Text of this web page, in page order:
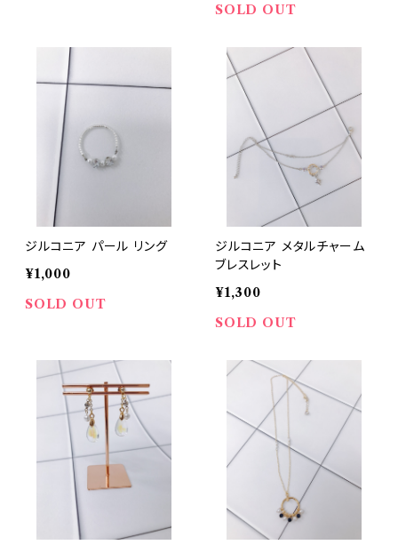
SOLD OUT
ジルコニア パール リング
¥1,000
SOLD OUT
ジルコニア メタルチャーム
ブレスレット
¥1,300
SOLD OUT